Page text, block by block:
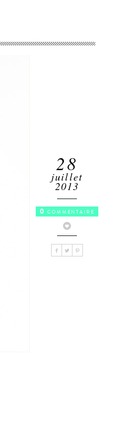
28
juillet
2013
0 COMMENTAIRE